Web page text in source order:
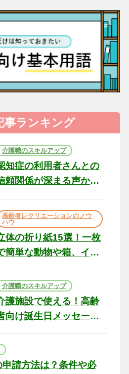
事ランキング
介護職のスキルアップ
知症の利用者さんとの
頼関係が深まる声かけ
現場から（22）
高齢者レクリエーションのノウ
ハウ
体の折り紙15選！一枚
簡単な動物や箱、イン
リアになる作品まで
介護職のスキルアップ
護施設で使える！高齢
向け誕生日メッセージ
例文と書き方のポイン
請方法は？条件や必